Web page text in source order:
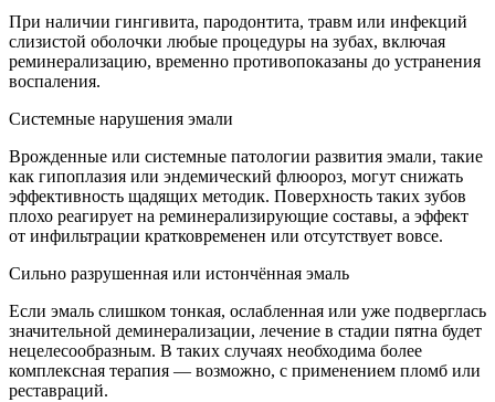
При наличии гингивита, пародонтита, травм или инфекций
слизистой оболочки любые процедуры на зубах, включая
реминерализацию, временно противопоказаны до устранения
воспаления.
Системные нарушения эмали
Врожденные или системные патологии развития эмали, такие
как гипоплазия или эндемический флюороз, могут снижать
эффективность щадящих методик. Поверхность таких зубов
плохо реагирует на реминерализирующие составы, а эффект
от инфильтрации кратковременен или отсутствует вовсе.
Сильно разрушенная или истончённая эмаль
Если эмаль слишком тонкая, ослабленная или уже подверглась
значительной деминерализации, лечение в стадии пятна будет
нецелесообразным. В таких случаях необходима более
комплексная терапия — возможно, с применением пломб или
реставраций.